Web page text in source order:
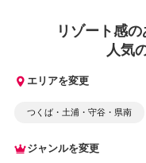
リゾート感
人気
エリアを変更
つくば・土浦・守谷・県南
ジャンルを変更